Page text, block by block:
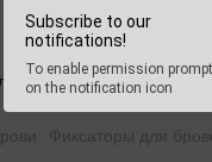
Subscribe to our
notifications!
To enable permission
on the notification icon
Beauty Hunter
доставка при
Фиксаторы для